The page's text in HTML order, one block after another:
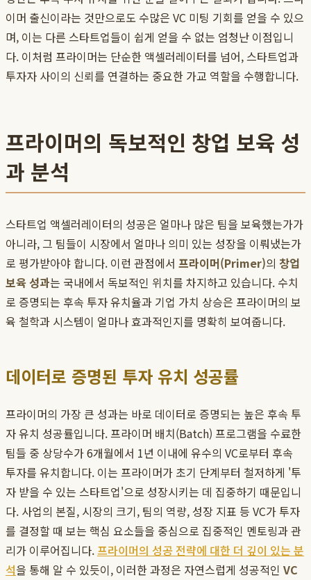
이머 출신이라는 것만으로도 수많은 VC 미팅 기회를 얻을 수 있으
며, 이는 다른 스타트업들이 쉽게 얻을 수 없는 엄청난 이점입니
다. 이처럼 프라이머는 단순한 액셀러레이터를 넘어, 스타트업과
투자자 사이의 신뢰를 연결하는 중요한 가교 역할을 수행합니다.
프라이머의 독보적인 창업 보육 성
과 분석
스타트업 액셀러레이터의 성공은 얼마나 많은 팀을 보육했는가가
아니라, 그 팀들이 시장에서 얼마나 의미 있는 성장을 이뤄냈는가
로 평가받아야 합니다. 이런 관점에서 프라이머(Primer)의 창업
보육 성과는 국내에서 독보적인 위치를 차지하고 있습니다. 수치
로 증명되는 후속 투자 유치율과 기업 가치 상승은 프라이머의 보
육 철학과 시스템이 얼마나 효과적인지를 명확히 보여줍니다.
데이터로 증명된 투자 유치 성공률
프라이머의 가장 큰 성과는 바로 데이터로 증명되는 높은 후속 투
자 유치 성공률입니다. 프라이머 배치(Batch) 프로그램을 수료한
팀들 중 상당수가 6개월에서 1년 이내에 유수의 VC로부터 후속
투자를 유치합니다. 이는 프라이머가 초기 단계부터 철저하게 '투
자 받을 수 있는 스타트업'으로 성장시키는 데 집중하기 때문입니
다. 사업의 본질, 시장의 크기, 팀의 역량, 성장 지표 등 VC가 투자
를 결정할 때 보는 핵심 요소들을 중심으로 집중적인 멘토링과 관
리가 이루어집니다.프라이머의 성공 전략에 대한 더 깊이 있는 분
석을 통해 알 수 있듯이, 이러한 과정은 자연스럽게 성공적인 VC